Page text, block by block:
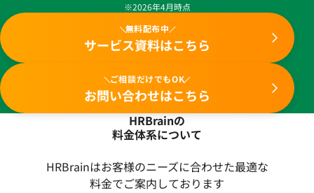
※2026年4月時点
無料配布中
サービス資料はこちら
ご相談だけでもOK
お問い合わせはこちら
HRBrainの
料金体系について
HRBrainはお客様のニーズに合わせた最適な
料金でご案内しております